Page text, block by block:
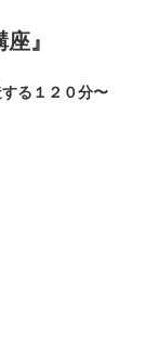
座』
る１２０分〜